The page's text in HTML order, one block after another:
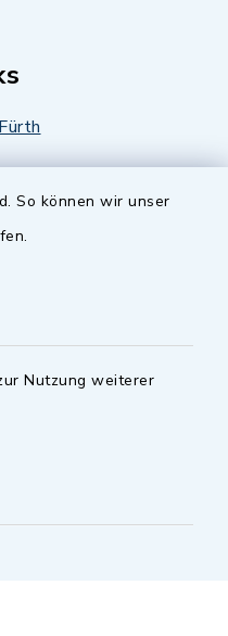
So können wir unser
Nutzung weiterer
Allianz